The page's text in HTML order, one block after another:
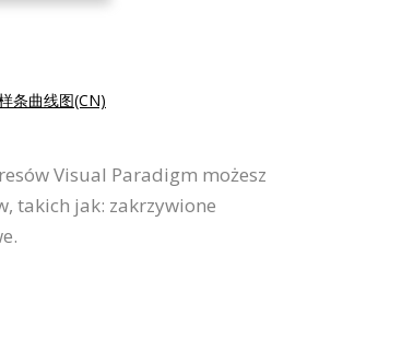
条曲线图(CN)
Visual Paradigm możesz
takich jak: zakrzywione